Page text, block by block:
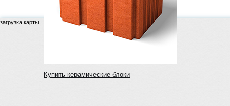
Купить керамические блоки
загрузка карты...